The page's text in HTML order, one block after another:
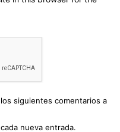
siguientes comentarios a
nueva entrada.